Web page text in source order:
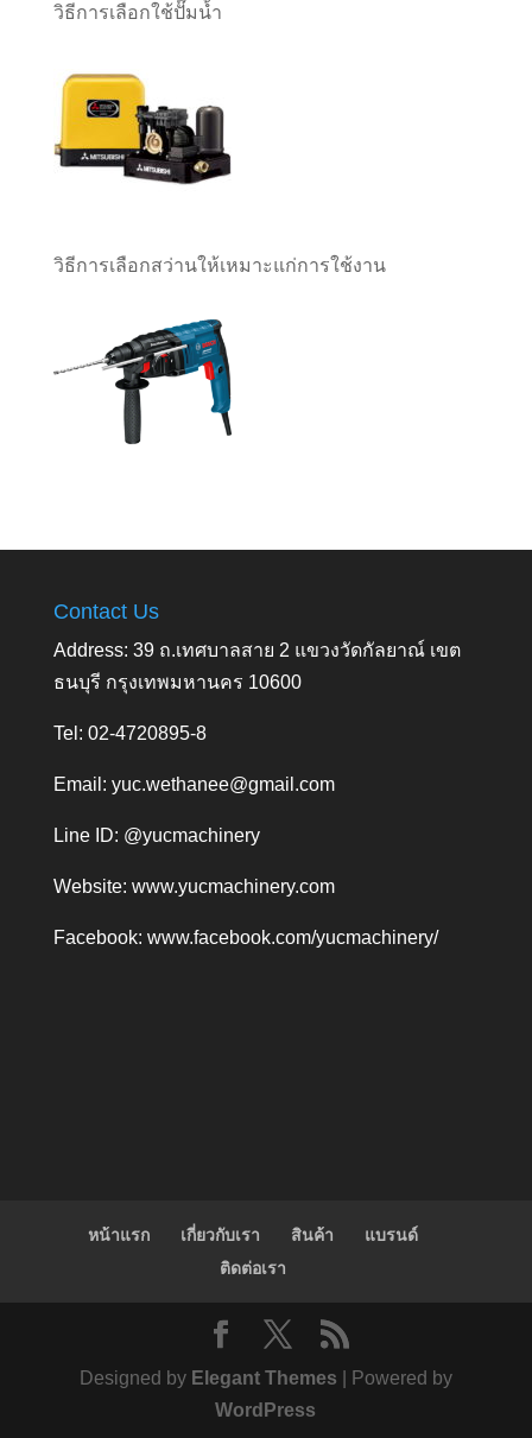
วิธีการเลือกใช้ปั๊มน้ำ
วิธีการเลือกสว่านให้เหมาะแก่การใช้งาน
Contact Us
Address: 39 ถ.เทศบาลสาย 2 แขวงวัดกัลยาณ์ เขต
ธนบุรี กรุงเทพมหานคร 10600
Tel: 02-4720895-8
Email: yuc.wethanee@gmail.com
Line ID: @yucmachinery
Website: www.yucmachinery.com
Facebook: www.facebook.com/yucmachinery/
หน้าแรก เกี่ยวกับเรา สินค้า
แบรนด์
ติดต่อเรา
Designed by Elegant Themes | Powered by
WordPress